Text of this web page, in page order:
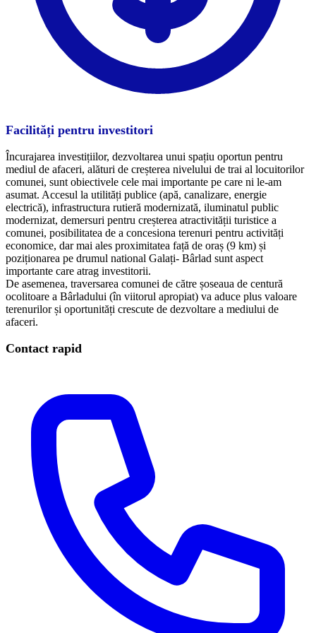
Facilități pentru investitori
Încurajarea investițiilor, dezvoltarea unui spațiu oportun pentru
mediul de afaceri, alături de creșterea nivelului de trai al locuitorilor
comunei, sunt obiectivele cele mai importante pe care ni le-am
asumat. Accesul la utilități publice (apă, canalizare, energie
electrică), infrastructura rutieră modernizată, iluminatul public
modernizat, demersuri pentru creșterea atractivității turistice a
comunei, posibilitatea de a concesiona terenuri pentru activități
economice, dar mai ales proximitatea față de oraș (9 km) și
poziționarea pe drumul national Galați- Bârlad sunt aspect
importante care atrag investitorii.
​De asemenea, traversarea comunei de către șoseaua de centură
ocolitoare a Bârladului (în viitorul apropiat) va aduce plus valoare
terenurilor și oportunități crescute de dezvoltare a mediului de
afaceri.
Contact rapid